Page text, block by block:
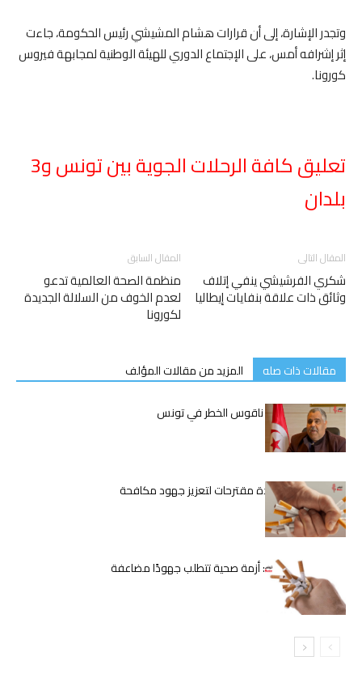
وتجدر الإشارة، إلى أن قرارات هشام المشيشي رئيس الحكومة، جاءت
إثر إشرافه أمس، على الإجتماع الدوري للهيئة الوطنية لمجابهة فيروس
كورونا.
تعليق كافة الرحلات الجوية بين تونس و3
بلدان
المقال السابق
منظمة الصحة العالمية تدعو
لعدم الخوف من السلالة الجديدة
لكورونا
المقال التالى
شكري الفرشيشي ينفي إتلاف
وثائق ذات علاقة بنفايات إيطاليا
مقالات ذات صله
المزيد من مقالات المؤلف
عميد البياطرة يدق ناقوس الخطر في تونس
السعيدي تقدم عدة مقترحات لتعزيز جهود مكافحة
التدخين في البلاد
التدخين في تونس: أزمة صحية تتطلب جهودًا مضاعفة